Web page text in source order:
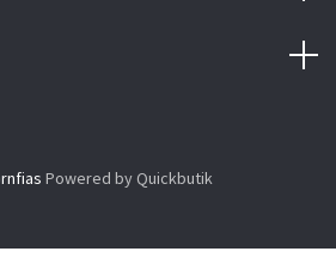
Powered by Quickbutik